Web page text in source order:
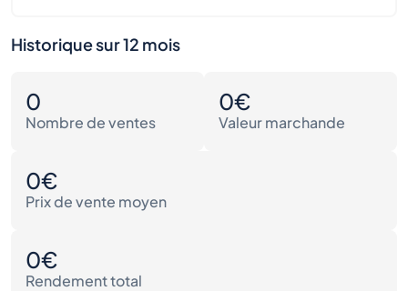
Historique sur 12 mois
0
Nombre de ventes
0€
Valeur marchande
0€
Prix de vente moyen
0€
Rendement total